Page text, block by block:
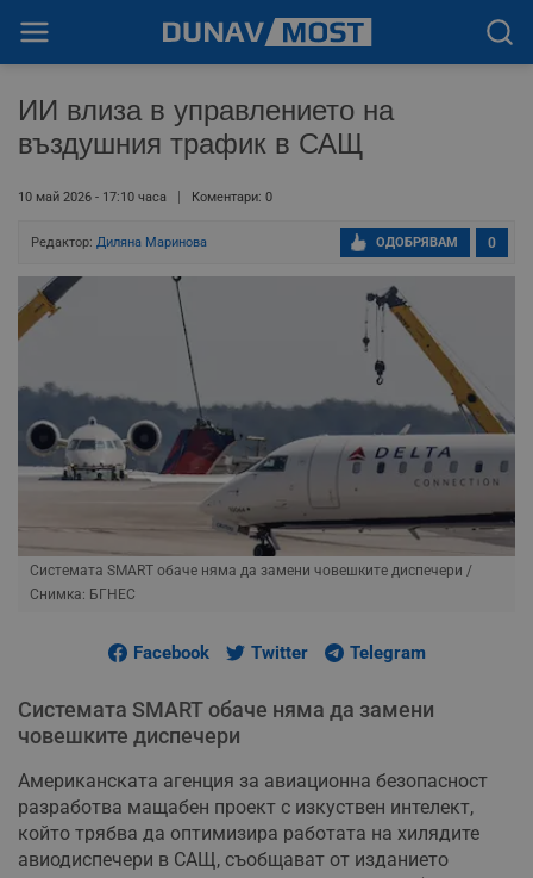
ИИ влиза в управлението на
въздушния трафик в САЩ
10 май 2026 - 17:10 часа Коментари: 0
Редактор: Диляна Маринова 0
ОДОБРЯВАМ
Системата SMART обаче няма да замени човешките диспечери /
Снимка: БГНЕС
Facebook Twitter Telegram
Системата SMART обаче няма да замени
човешките диспечери
Американската агенция за авиационна безопасност
разработва мащабен проект с изкуствен интелект,
който трябва да оптимизира работата на хилядите
авиодиспечери в САЩ, съобщават от изданието